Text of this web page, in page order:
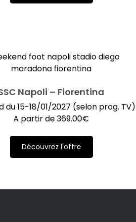
Napoli – Fiorentina
du 15-18/01/2027 (selon prog. TV)
A partir de369.00€
Découvrez l'offre